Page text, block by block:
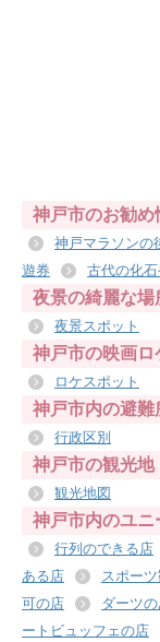
神戸市のお勧め
神戸マラソンの
遊券
古代の化
夜景の綺麗な場
夜景スポット
神戸市の映画ロ
ロケスポット
神戸市内の避難
行政区別
神戸市の観光地
観光地図
神戸市内のユニ
行列のできる店
ある店
スポー
可の店
ダーツ
ートビュッフェの店